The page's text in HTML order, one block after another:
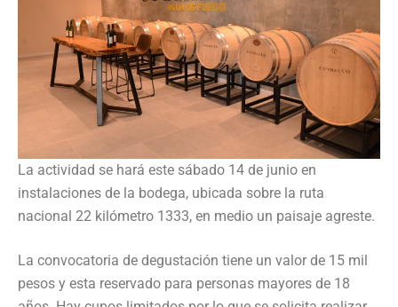
La actividad se hará este sábado 14 de junio en
instalaciones de la bodega, ubicada sobre la ruta
nacional 22 kilómetro 1333, en medio un paisaje agreste.
La convocatoria de degustación tiene un valor de 15 mil
pesos y esta reservado para personas mayores de 18